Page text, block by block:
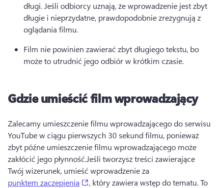
długi. Jeśli odbiorcy uznają, że wprowadzenie jest zbyt
długie i nieprzydatne, prawdopodobnie zrezygnują z
oglądania filmu.
Film nie powinien zawierać zbyt długiego tekstu, bo
może to utrudnić jego odbiór w krótkim czasie.
Gdzie umieścić film wprowadzający
Zalecamy umieszczenie filmu wprowadzającego do serwisu
YouTube w ciągu pierwszych 30 sekund filmu, ponieważ
zbyt późne umieszczenie filmu wprowadzającego może
zakłócić jego płynność.Jeśli tworzysz treści zawierające
Twój wizerunek, umieść wprowadzenie za
punktem zaczepienia
(opens in a new tab)
, który zawiera wstęp do tematu. To